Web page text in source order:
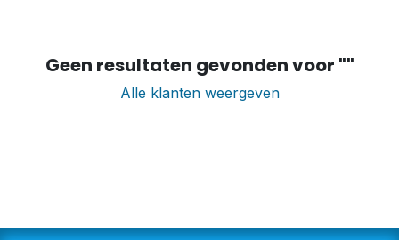
Geen resultaten gevonden voor ""
Alle klanten weergeven